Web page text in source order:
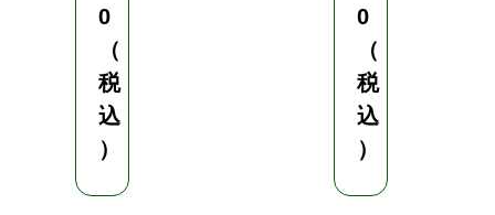
0
（
税
込
）
0
（
税
込
）